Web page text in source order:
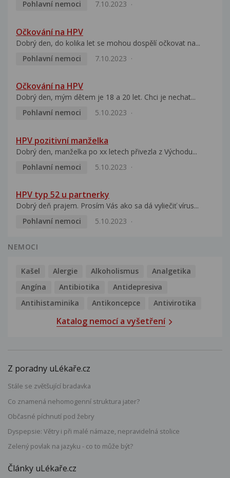
Pohlavní nemoci
7.10.2023
Očkování na HPV
Dobrý den, do kolika let se mohou dospělí očkovat na...
Pohlavní nemoci
7.10.2023
Očkování na HPV
Dobrý den, mým dětem je 18 a 20 let. Chci je nechat...
Pohlavní nemoci
5.10.2023
HPV pozitivní manželka
Dobrý den, manželka po xx letech přivezla z Východu...
Pohlavní nemoci
5.10.2023
HPV typ 52 u partnerky
Dobrý deň prajem. Prosím Vás ako sa dá vyliečiť vírus...
Pohlavní nemoci
5.10.2023
NEMOCI
Kašel Alergie Alkoholismus
Analgetika
Angína
Antibiotika
Antidepresiva
Antihistaminika
Antikoncepce Antivirotika
Katalog nemocí a vyšetření
Z poradny uLékaře.cz
Stále se zvětšující bradavka
Co znamená nehomogenní struktura jater?
Občasné píchnutí pod žebry
Dyspepsie: Větry i při malé námaze, nepravidelná stolice
Zelený povlak na jazyku - co to může být?
Články uLékaře.cz